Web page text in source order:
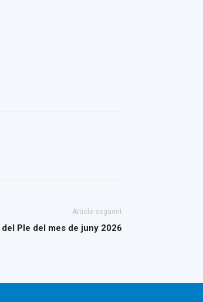
Article següent
Ple del mes de juny 2026